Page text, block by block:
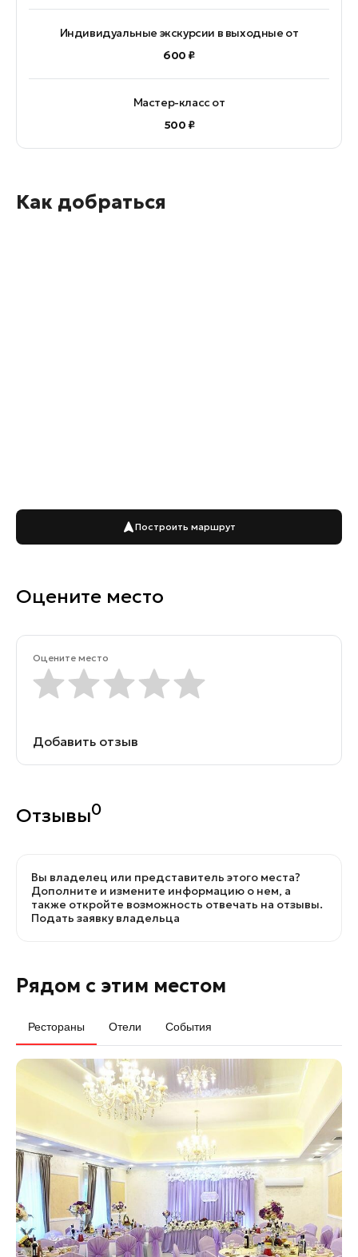
Индивидуальные экскурсии в выходные от
600 ₽
Мастер-класс от
500 ₽
Как добраться
Построить маршрут
Оцените место
Оцените место
Добавить отзыв
Отзывы0
Вы владелец или представитель этого места?
Дополните и измените информацию о нем, а
также откройте возможность отвечать на отзывы.
Подать заявку владельца
Рядом с этим местом
Рестораны Отели События